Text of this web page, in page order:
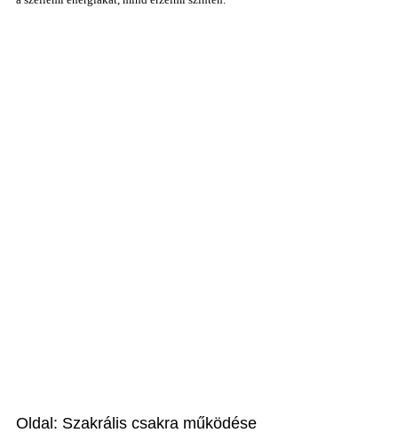
Oldal: Szakrális csakra működése